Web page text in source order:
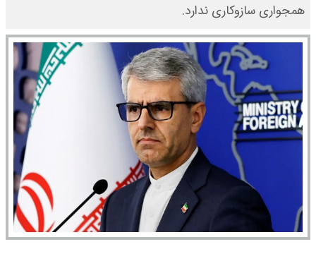
همجواری سازوکاری ندارد.